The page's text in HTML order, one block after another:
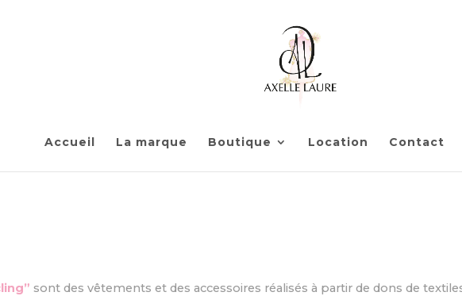
Accueil La marque Boutique Location Contact
sont des vêtements et des accessoires réalisés à partir de dons de